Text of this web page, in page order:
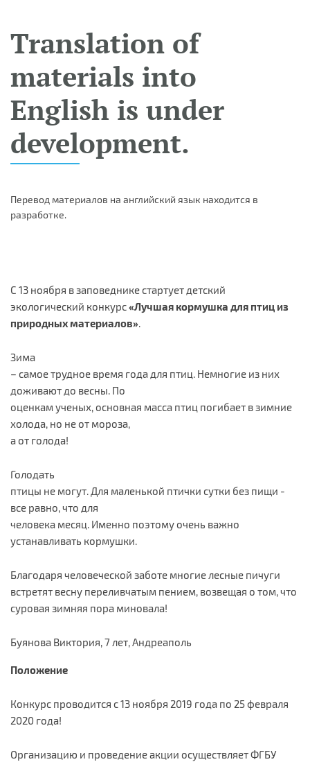
Translation of
materials into
English is under
development.
Перевод материалов на английский язык находится в
разработке.
С 13 ноября в заповеднике стартует детский
экологический конкурс«Лучшая кормушка для птиц из
природных материалов».
Зима
– самое трудное время года для птиц. Немногие из них
доживают до весны. По
оценкам ученых, основная масса птиц погибает в зимние
холода, но не от мороза,
а от голода!
Голодать
птицы не могут. Для маленькой птички сутки без пищи -
все равно, что для
человека месяц. Именно поэтому очень важно
устанавливать кормушки.
Благодаря человеческой заботе многие лесные пичуги
встретят весну переливчатым пением, возвещая о том, что
суровая зимняя пора миновала!
Буянова Виктория, 7 лет, Андреаполь
Положение
Конкурс проводится с 13 ноября 2019 года по 25 февраля
2020 года!
Организацию и проведение акции осуществляет ФГБУ